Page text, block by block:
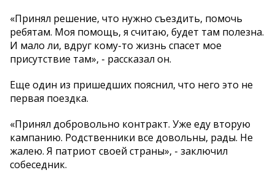
«Принял решение, что нужно съездить, помочь
ребятам. Моя помощь, я считаю, будет там полезна.
И мало ли, вдруг кому-то жизнь спасет мое
присутствие там», - рассказал он.
Еще один из пришедших пояснил, что него это не
первая поездка.
«Принял добровольно контракт. Уже еду вторую
кампанию. Родственники все довольны, рады. Не
жалею. Я патриот своей страны», - заключил
собеседник.